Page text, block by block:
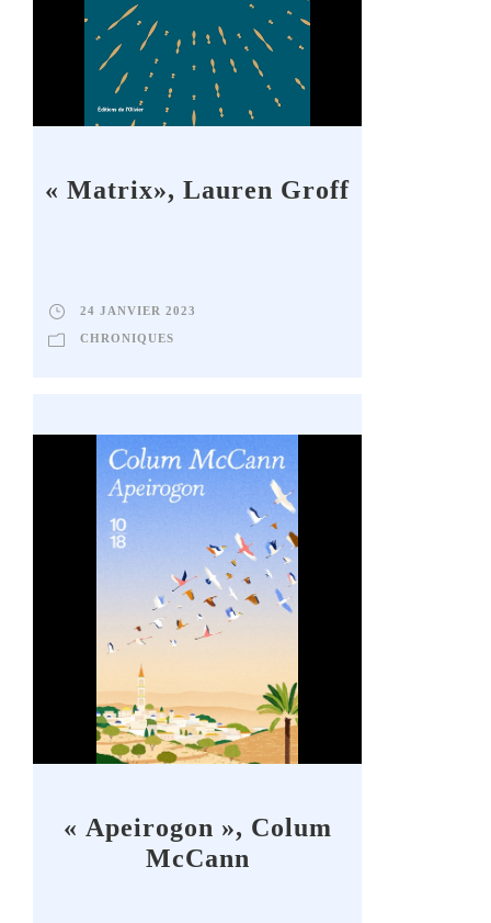
« Matrix», Lauren Groff
24 JANVIER 2023
CHRONIQUES
« Apeirogon », Colum
McCann